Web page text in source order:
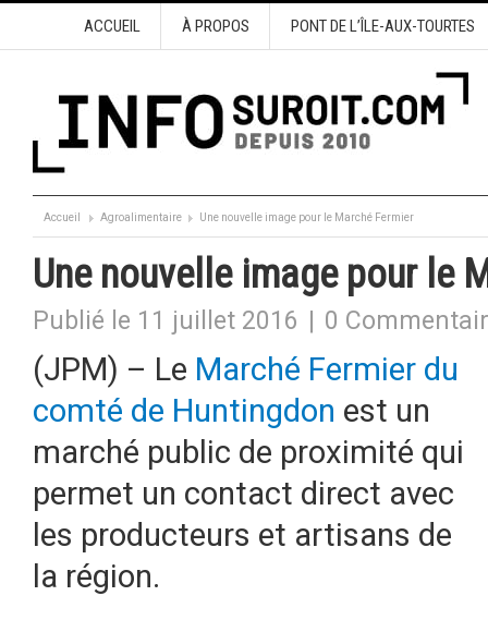
ACCUEIL À PROPOS PONT DE L’ÎLE-AUX-TOURTES
Accueil Agroalimentaire Une nouvelle image pour le Marché Fermier
Une nouvelle image pour le
Publié le 11 juillet 2016 0
(JPM) – Le Marché Fermier du
comté de Huntingdon est un
marché public de proximité qui
permet un contact direct avec
les producteurs et artisans de
la région.